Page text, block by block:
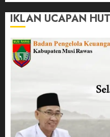
IKLAN UCAPAN